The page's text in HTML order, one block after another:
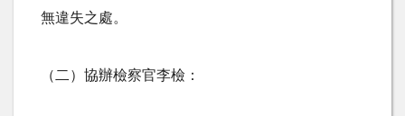
無違失之處。
（二）協辦檢察官李檢：